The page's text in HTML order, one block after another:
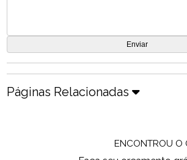
Páginas Relacionadas
ENCONTROU O